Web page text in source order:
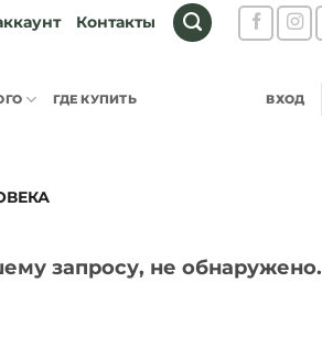
Контакты
ГДЕ КУПИТЬ ВХОД
запросу, не обнаружено.